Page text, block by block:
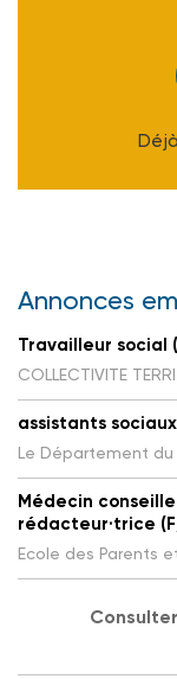
Annonces
Travailleur social
COLLECTIVITE
assistants
Le Département du
Médecin
rédacteur·trice
Ecole des Parents